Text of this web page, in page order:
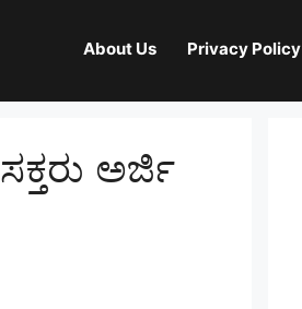
About Us Privacy Policy
ಅರ್ಜಿ